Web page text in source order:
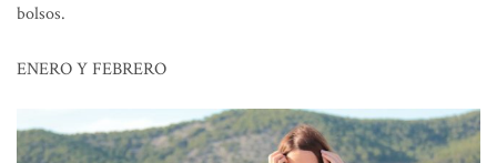
bolsos.
ENERO Y FEBRERO